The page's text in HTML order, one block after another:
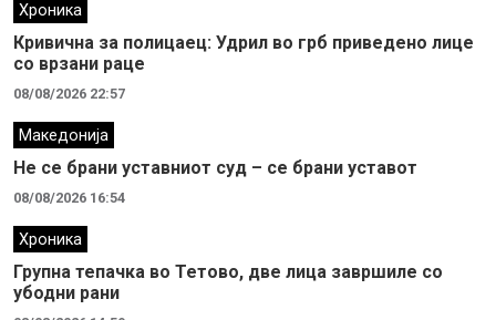
Хроника
Кривична за полицаец: Удрил во грб приведено лице
со врзани раце
08/08/2026 22:57
Македонија
Не се брани уставниот суд – се брани уставот
08/08/2026 16:54
Хроника
Групна тепачка во Тетово, две лица завршиле со
убодни рани